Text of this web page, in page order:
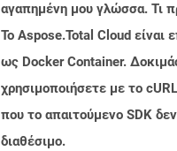
αγαπημένη μου γλώσσα. Τι
Το Aspose.Total Cloud είναι
ως Docker Container.
χρησιμοποιήσετε με το
που το απαιτούμενο SDK
διαθέσιμο.